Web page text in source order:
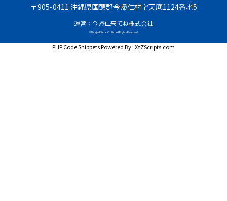
〒905-0411 沖縄県国頭郡今帰仁村字天底1124番地5
運営：今帰仁来てね株式会社
© Nakijin Kitene Co.,Ltd. All Rights Reserved.
PHP Code SnippetsPowered By :XYZScripts.com